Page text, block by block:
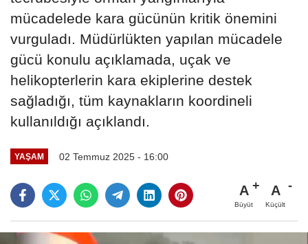
mücadelede kara gücünün kritik önemini
vurguladı. Müdürlükten yapılan mücadele
gücü konulu açıklamada, uçak ve
helikopterlerin kara ekiplerine destek
sağladığı, tüm kaynakların koordineli
kullanıldığı açıklandı.
YAŞAM 02 Temmuz 2025 - 16:00
A
Büyüt
A
Küçült